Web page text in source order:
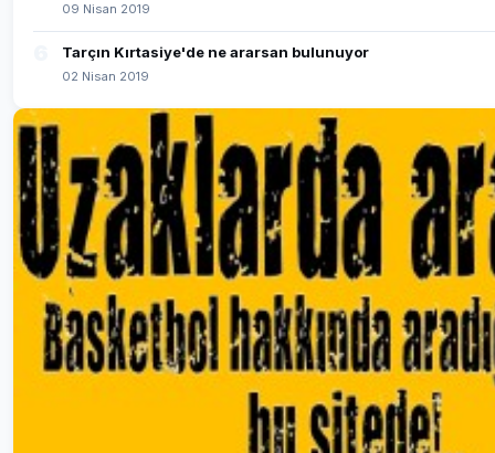
09 Nisan 2019
Tarçın Kırtasiye'de ne ararsan bulunuyor
02 Nisan 2019